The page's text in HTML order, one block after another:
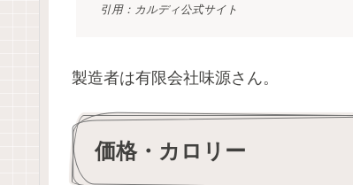
引用：カルディ公式サイト
製造者は有限会社味源さん。
価格・カロリー